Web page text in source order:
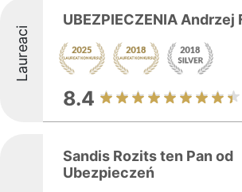
Laureaci
UBEZPIECZENIA Andrzej
8.4
Sandis Rozits ten Pan od
Ubezpieczeń